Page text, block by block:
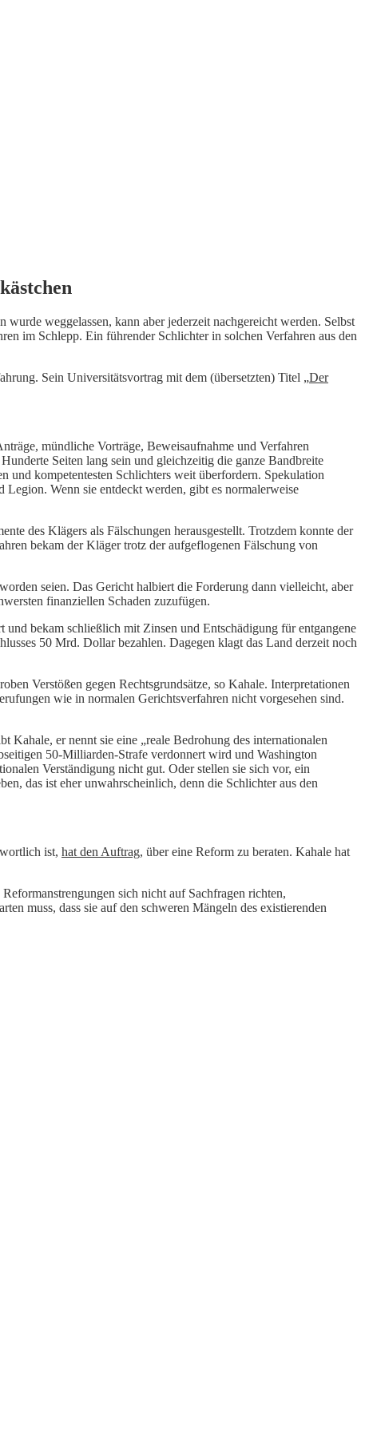
weggelassen, kann aber jederzeit nachgereicht werden. Selbst
im Schlepp. Ein führender Schlichter in solchen Verfahren aus den
Sein Universitätsvortrag mit dem (übersetzten) Titel „Der
mündliche Vorträge, Beweisaufnahme und Verfahren
Seiten lang sein und gleichzeitig die ganze Bandbreite
und kompetentesten Schlichters weit überfordern. Spekulation
Wenn sie entdeckt werden, gibt es normalerweise
des Klägers als Fälschungen herausgestellt. Trotzdem konnte der
bekam der Kläger trotz der aufgeflogenen Fälschung von
seien. Das Gericht halbiert die Forderung dann vielleicht, aber
finanziellen Schaden zuzufügen.
bekam schließlich mit Zinsen und Entschädigung für entgangene
50 Mrd. Dollar bezahlen. Dagegen klagt das Land derzeit noch
Verstößen gegen Rechtsgrundsätze, so Kahale. Interpretationen
wie in normalen Gerichtsverfahren nicht vorgesehen sind.
er nennt sie eine „reale Bedrohung des internationalen
50-Milliarden-Strafe verdonnert wird und Washington
Verständigung nicht gut. Oder stellen sie sich vor, ein
das ist eher unwahrscheinlich, denn die Schlichter aus den
ist, hat den Auftrag, über eine Reform zu beraten. Kahale hat
sich nicht auf Sachfragen richten,
muss, dass sie auf den schweren Mängeln des existierenden